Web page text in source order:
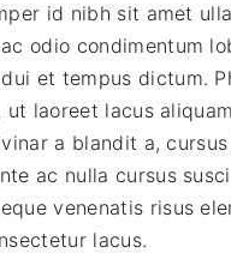
id nibh sit amet
odio condimentum
et tempus dictum.
laoreet lacus
a blandit a,
ac nulla cursus
venenatis risus
lacus.